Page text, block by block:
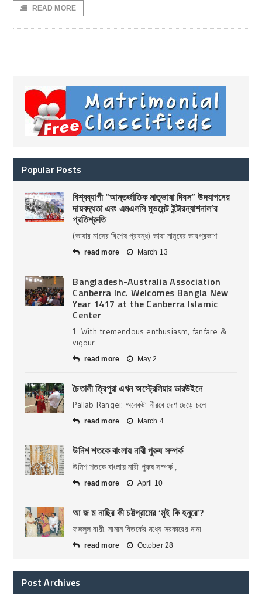
READ MORE
Popular Posts
বিশ্বব্যাপী “আন্তর্জাতিক মাতৃভাষা দিবস” উদযাপনের
দায়বদ্ধতা এবং এমএলসি মুভমেন্ট ইন্টারন্যাশনাল’র
প্রতিশ্রুতি
(ভাষার মাসের বিশেষ প্রবন্ধ) ভাষা মানুষের ভাবপ্রকাশ
read more March 13
Bangladesh-Australia Association
Canberra Inc. Welcomes Bangla New
Year 1417 at the Canberra Islamic
Center
1. With tremendous enthusiasm, fanfare &
vigour
read more May 2
চৈতালী ত্রিপুরা এখন অস্ট্রেলিয়ার ডারউইনে
Pallab Rangei: অনেকটা নীরবে দেশ ছেড়ে চলে
read more March 4
উনিশ শতকে বাংলায় নারী পুরুষ সম্পর্ক
উনিশ শতকে বাংলায় নারী পুরুষ সম্পর্ক ,
read more April 10
আ জ ম নাছির কী চট্টগ্রামের ‘মুই কি হনুরে’?
ফজলুল বারী: নানান বিতর্কের মধ্যে সরকারের নানা
read more October 28
Post Archives